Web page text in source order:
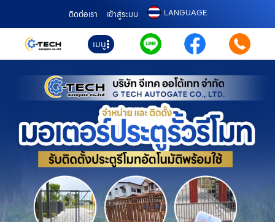
ติดต่อเรา เข้าสู่ระบบ LANGUAGE
เมนู